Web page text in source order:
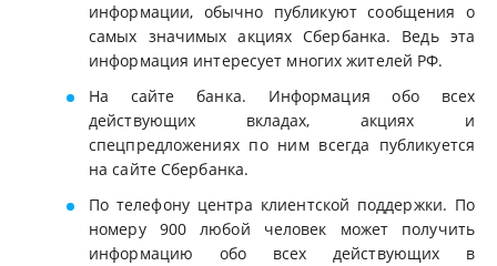
информации, обычно публикуют сообщения о
самых значимых акциях Сбербанка. Ведь эта
информация интересует многих жителей РФ.
На сайте банка. Информация обо всех
действующих вкладах, акциях и
спецпредложениях по ним всегда публикуется
на сайте Сбербанка.
По телефону центра клиентской поддержки. По
номеру 900 любой человек может получить
информацию обо всех действующих в